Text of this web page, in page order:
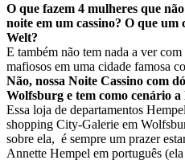
O que fazem 4 mulheres que
noite em um cassino? O que um
Welt?
E também não tem nada a ver
mafiosos em uma cidade famosa
Não, nossa Noite Cassino com
Wolfsburg e tem como cenário
Essa loja de departamentos
shopping City-Galerie em
sobre ela, é sempre um prazer
Annette Hempel em português